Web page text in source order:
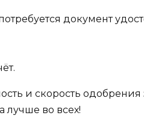
документ
и скорость одобрения
лучше во всех!